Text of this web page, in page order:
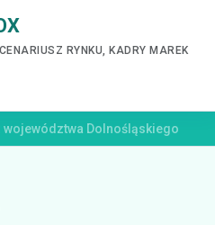
RYNKU, KADRY MAREK
województwa Dolnośląskiego